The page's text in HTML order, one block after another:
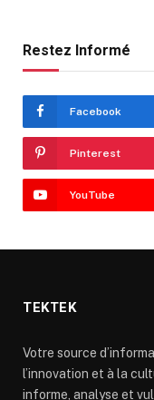
Restez Informé
Facebook
Pinterest
YouTube
TEKTEK
Votre source
l’innovation et à la
informe, analyse et